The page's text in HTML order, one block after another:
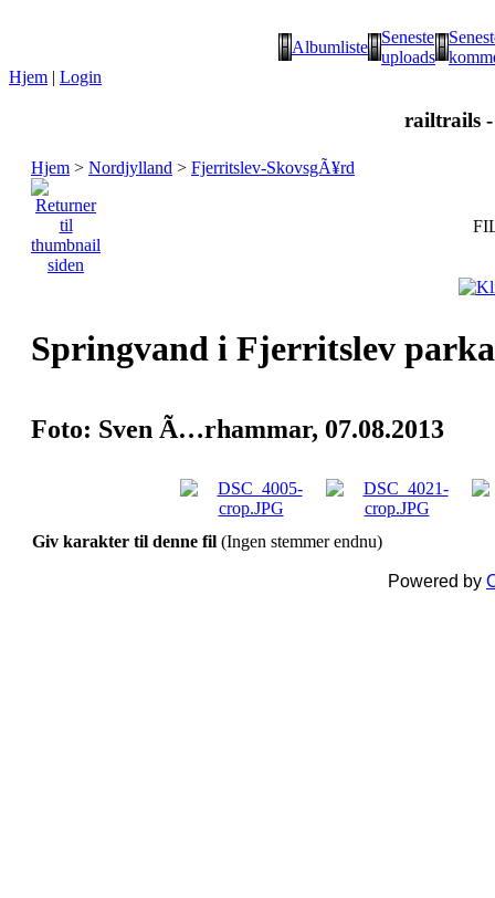
Albumliste
Seneste
uploads
Hjem | Login
railtrails
Hjem > Nordjylland > Fjerritslev-SkovsgÃ¥rd
Springvand i Fjerritslev
Foto: Sven Ã…rhammar, 07.08.2013
Giv karakter til denne fil (Ingen stemmer endnu)
Powered by